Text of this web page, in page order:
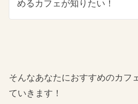
めるカフェが知りたい！
そんなあなたにおすすめのカフ
ていきます！